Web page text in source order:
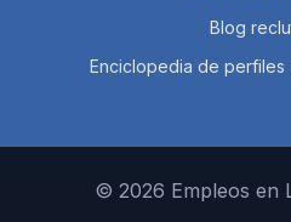
Blog
Enciclopedia de perfiles
© 2026 Empleos en